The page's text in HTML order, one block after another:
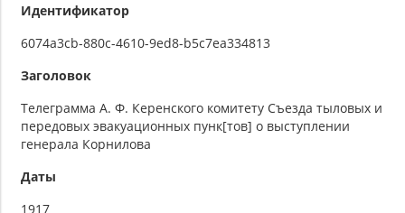
Идентификатор
6074a3cb-880c-4610-9ed8-b5c7ea334813
Заголовок
Телеграмма А. Ф. Керенского комитету Съезда тыловых и
передовых эвакуационных пунк[тов] о выступлении
генерала Корнилова
Даты
1917